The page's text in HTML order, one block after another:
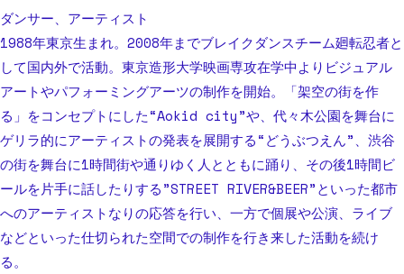
ダンサー、アーティスト
1988年東京生まれ。2008年までブレイクダンスチーム廻転忍者と
して国内外で活動。東京造形大学映画専攻在学中よりビジュアル
アートやパフォーミングアーツの制作を開始。「架空の街を作
る」をコンセプトにした“Aokid city”や、代々木公園を舞台に
ゲリラ的にアーティストの発表を展開する“どうぶつえん”、渋谷
の街を舞台に1時間街や通りゆく人とともに踊り、その後1時間ビ
ールを片手に話したりする”STREET RIVER&BEER”といった都市
へのアーティストなりの応答を行い、一方で個展や公演、ライブ
などといった仕切られた空間での制作を行き来した活動を続け
る。